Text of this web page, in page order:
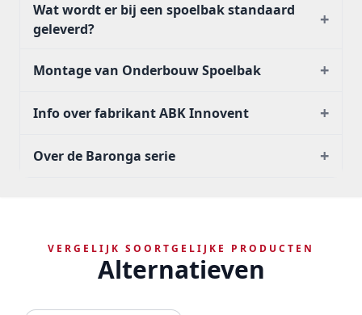
Wat wordt er bij een spoelbak standaard
geleverd?
+
Montage van Onderbouw Spoelbak +
Info over fabrikant ABK Innovent +
Over de Baronga serie +
VERGELIJK SOORTGELIJKE PRODUCTEN
Alternatieven